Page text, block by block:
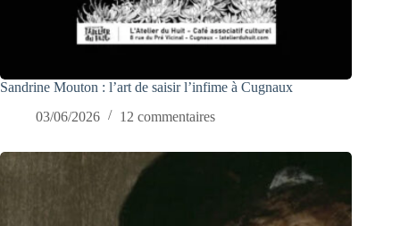
Sandrine Mouton : l’art de saisir l’infime à Cugnaux
03/06/2026
12 commentaires